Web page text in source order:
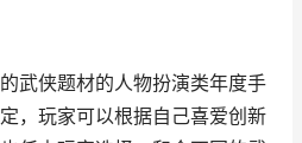
武侠题材的人物扮演类年度手
，玩家可以根据自己喜爱创新